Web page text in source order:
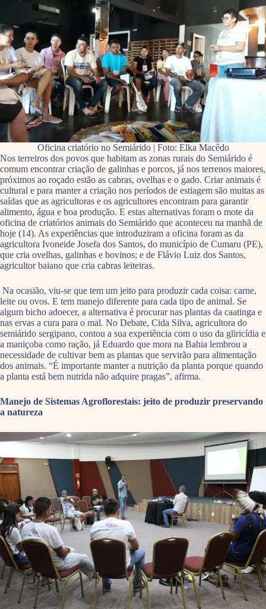
Oficina criatório no Semiárido | Foto: Elka Macêdo
Nos terreiros dos povos que habitam as zonas rurais do Semiárido é
comum encontrar criação de galinhas e porcos, já nos terrenos maiores,
próximos ao roçado estão as cabras, ovelhas e o gado. Criar animais é
cultural e para manter a criação nos períodos de estiagem são muitas as
saídas que as agricultoras e os agricultores encontram para garantir
alimento, água e boa produção. E estas alternativas foram o mote da
oficina de criatórios animais do Semiárido que aconteceu na manhã de
hoje (14). As experiências que introduziram a oficina foram as da
agricultora Ivoneide Josefa dos Santos, do município de Cumaru (PE),
que cria ovelhas, galinhas e bovinos; e de Flávio Luiz dos Santos,
agricultor baiano que cria cabras leiteiras.
Na ocasião, viu-se que tem um jeito para produzir cada coisa: carne,
leite ou ovos. E tem manejo diferente para cada tipo de animal. Se
algum bicho adoecer, a alternativa é procurar nas plantas da caatinga e
nas ervas a cura para o mal. No Debate, Cida Silva, agricultora do
semiárido sergipano, contou a sua experiência com o uso da gliricídia e
a maniçoba como ração, já Eduardo que mora na Bahia lembrou a
necessidade de cultivar bem as plantas que servirão para alimentação
dos animais. “É importante manter a nutrição da planta porque quando
a planta está bem nutrida não adquire pragas”, afirma.
Manejo de Sistemas Agroflorestais: jeito de produzir preservando
a natureza